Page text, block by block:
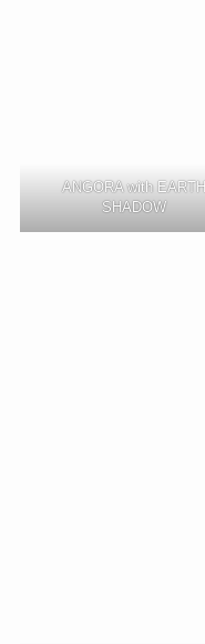
ANGORA with EARTH
SHADOW